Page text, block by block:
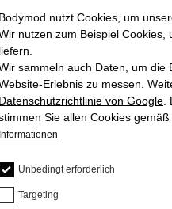
nutzt Cookies, um
nutzen zum Beispiel Cookies,
sammeln auch Daten, um die
Erlebnis zu messen.
von Google
Sie allen Cookies
Unbedingt erforderlich
Targeting